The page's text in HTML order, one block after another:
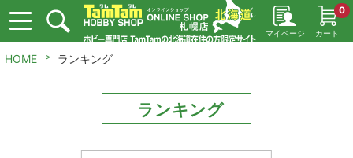
マイページ カート
0
HOME ランキング
ランキング